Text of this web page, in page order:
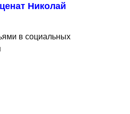
Николай
в социальных